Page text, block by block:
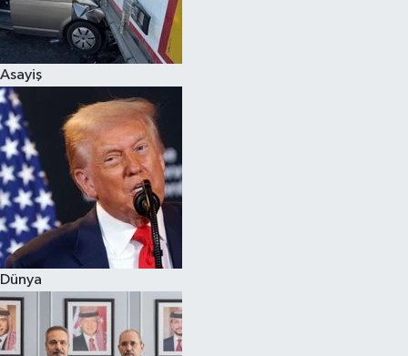
Asayiş
Dünya
Siyaset
Teknoloji
Televizyon
Yaşam-Çevre